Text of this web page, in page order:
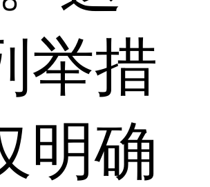
举措
明确